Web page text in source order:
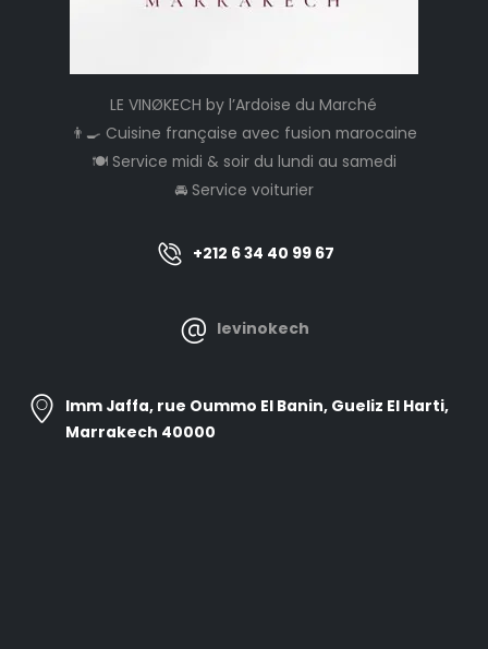
LE VINØKECH by l’Ardoise du Marché
👨‍🍳 Cuisine française avec fusion marocaine
🍽️ Service midi & soir du lundi au samedi
🚘 Service voiturier
+212 6 34 40 99 67
levinokech
Imm Jaffa, rue Oummo El Banin, Gueliz El Harti,
Marrakech 40000